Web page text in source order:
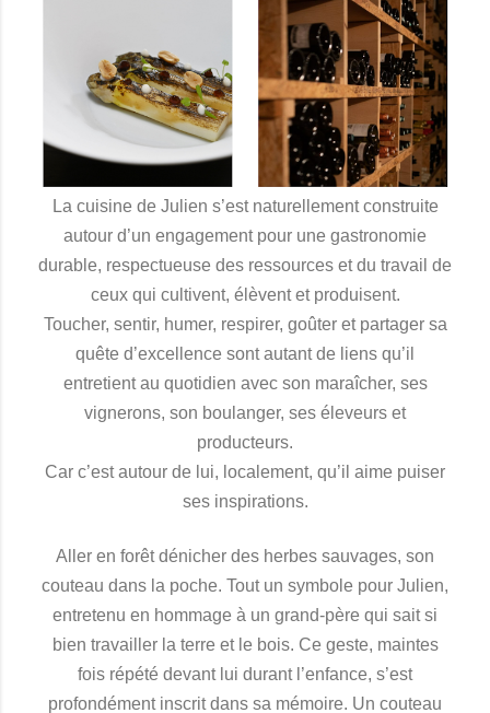
La cuisine de Julien s’est naturellement construite
autour d’un engagement pour une gastronomie
durable, respectueuse des ressources et du travail de
ceux qui cultivent, élèvent et produisent.
Toucher, sentir, humer, respirer, goûter et partager sa
quête d’excellence sont autant de liens qu’il
entretient au quotidien avec son maraîcher, ses
vignerons, son boulanger, ses éleveurs et
producteurs.
Car c’est autour de lui, localement, qu’il aime puiser
ses inspirations.
Aller en forêt dénicher des herbes sauvages, son
couteau dans la poche. Tout un symbole pour Julien,
entretenu en hommage à un grand-père qui sait si
bien travailler la terre et le bois. Ce geste, maintes
fois répété devant lui durant l’enfance, s’est
profondément inscrit dans sa mémoire. Un couteau